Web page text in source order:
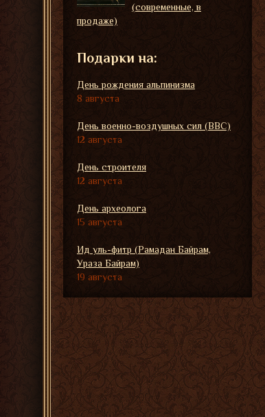
(современные, в
продаже)
Подарки на:
День рождения альпинизма
8 августа
День военно-воздушных сил (ВВС)
12 августа
День строителя
12 августа
День археолога
15 августа
Ид уль-фитр (Рамадан Байрам,
Ураза Байрам)
19 августа